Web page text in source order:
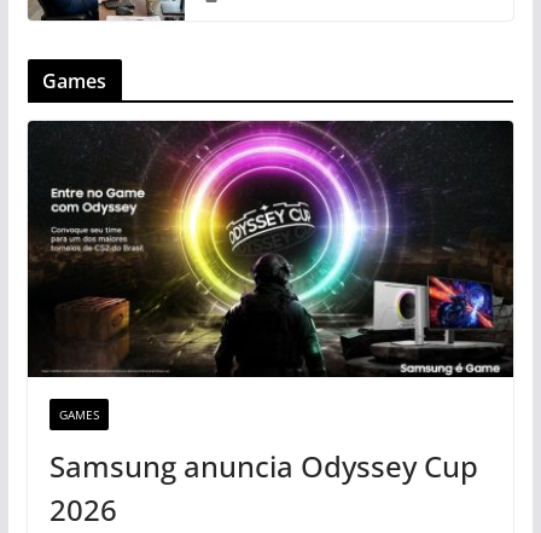
Games
GAMES
Samsung anuncia Odyssey Cup
2026